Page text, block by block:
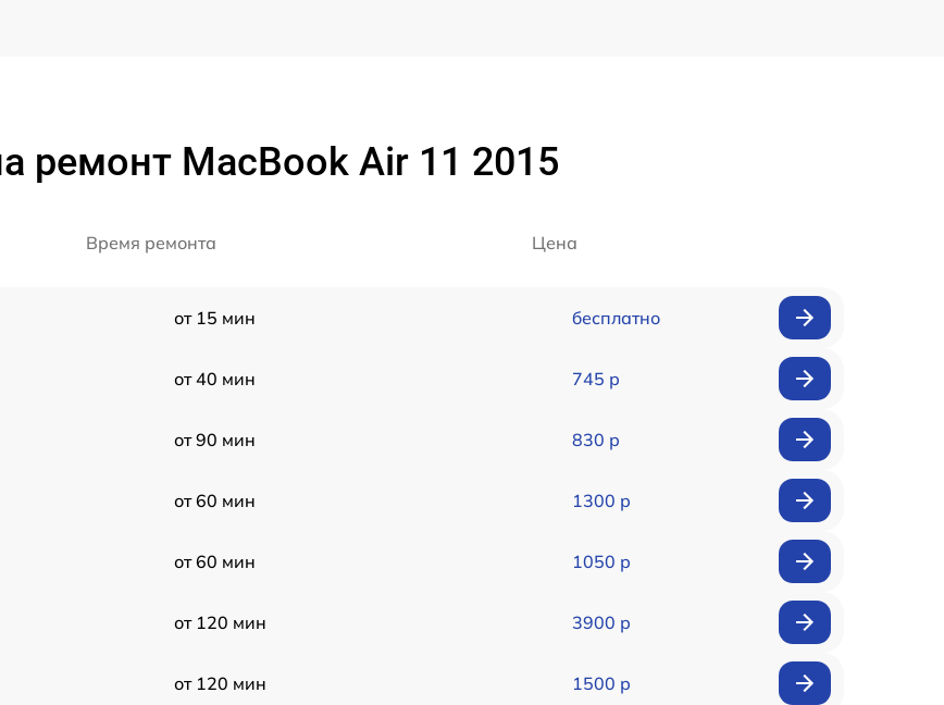
ремонт MacBook Air 11 2015
Время ремонта Цена
от 15 мин бесплатно
от 40 мин 745 р
от 90 мин 830 р
от 60 мин 1300 р
от 60 мин 1050 р
от 120 мин 3900 р
от 120 мин 1500 р